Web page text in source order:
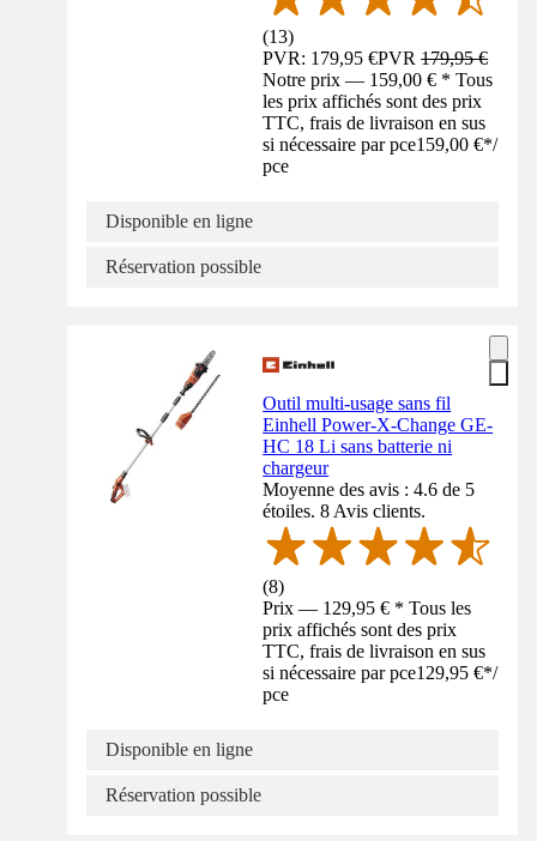
(13)
PVR: 179,95 €PVR179,95 €
Notre prix — 159,00 € * Tous
les prix affichés sont des prix
TTC, frais de livraison en sus
si nécessaire par pce159,00 €*/
pce
Disponible en ligne
Réservation possible
Outil multi-usage sans fil
Einhell Power-X-Change GE-
HC 18 Li sans batterie ni
chargeur
Moyenne des avis : 4.6 de 5
étoiles. 8 Avis clients.
(8)
Prix — 129,95 € * Tous les
prix affichés sont des prix
TTC, frais de livraison en sus
si nécessaire par pce129,95 €*/
pce
Disponible en ligne
Réservation possible